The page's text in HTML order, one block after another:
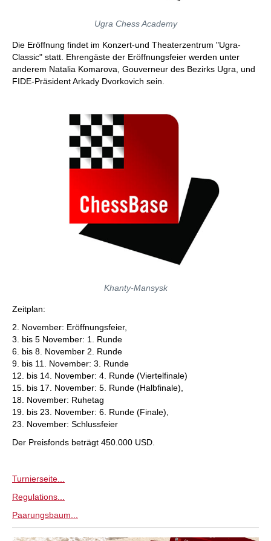
Ugra Chess Academy
Die Eröffnung findet im Konzert-und Theaterzentrum "Ugra-
Classic" statt. Ehrengäste der Eröffnungsfeier werden unter
anderem Natalia Komarova, Gouverneur des Bezirks Ugra, und
FIDE-Präsident Arkady Dvorkovich sein.
Khanty-Mansysk
Zeitplan:
2. November: Eröffnungsfeier,
3. bis 5 November: 1. Runde
6. bis 8. November 2. Runde
9. bis 11. November: 3. Runde
12. bis 14. November: 4. Runde (Viertelfinale)
15. bis 17. November: 5. Runde (Halbfinale),
18. November: Ruhetag
19. bis 23. November: 6. Runde (Finale),
23. November: Schlussfeier
Der Preisfonds beträgt 450.000 USD.
Turnierseite...
Regulations...
Paarungsbaum...